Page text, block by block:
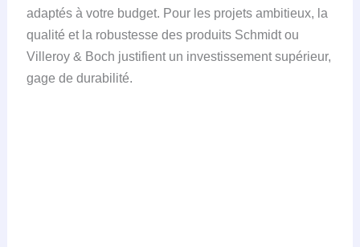
adaptés à votre budget. Pour les projets ambitieux, la
qualité et la robustesse des produits Schmidt ou
Villeroy & Boch justifient un investissement supérieur,
gage de durabilité.